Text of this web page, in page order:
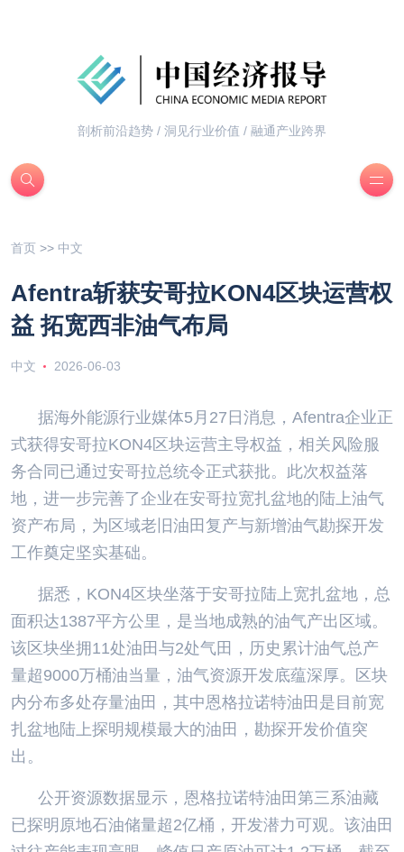
剖析前沿趋势 / 洞见行业价值 / 融通产业跨界
首页 >> 中文
Afentra斩获安哥拉KON4区块运营权
益 拓宽西非油气布局
中文 2026-06-03
据海外能源行业媒体5月27日消息，Afentra企业正
式获得安哥拉KON4区块运营主导权益，相关风险服
务合同已通过安哥拉总统令正式获批。此次权益落
地，进一步完善了企业在安哥拉宽扎盆地的陆上油气
资产布局，为区域老旧油田复产与新增油气勘探开发
工作奠定坚实基础。
据悉，KON4区块坐落于安哥拉陆上宽扎盆地，总
面积达1387平方公里，是当地成熟的油气产出区域。
该区块坐拥11处油田与2处气田，历史累计油气总产
量超9000万桶油当量，油气资源开发底蕴深厚。区块
内分布多处存量油田，其中恩格拉诺特油田是目前宽
扎盆地陆上探明规模最大的油田，勘探开发价值突
出。
公开资源数据显示，恩格拉诺特油田第三系油藏
已探明原地石油储量超2亿桶，开发潜力可观。该油田